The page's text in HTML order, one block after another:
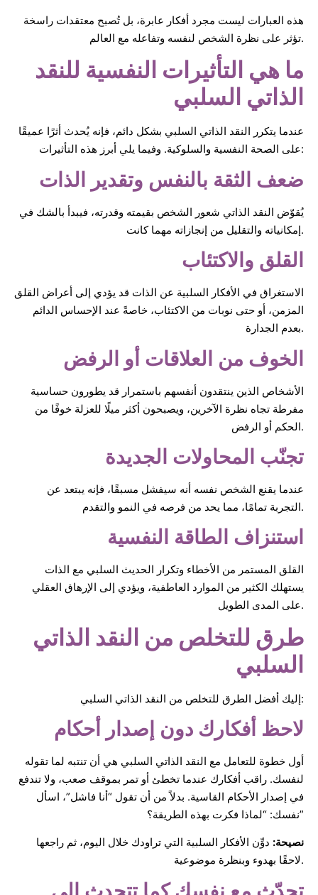
هذه العبارات ليست مجرد أفكار عابرة، بل تُصبح معتقدات راسخة
تؤثر على نظرة الشخص لنفسه وتفاعله مع العالم.
ما هي التأثيرات النفسية للنقد
الذاتي السلبي
عندما يتكرر النقد الذاتي السلبي بشكل دائم، فإنه يُحدث أثرًا عميقًا
على الصحة النفسية والسلوكية. وفيما يلي أبرز هذه التأثيرات:
ضعف الثقة بالنفس وتقدير الذات
يُقوّض النقد الذاتي شعور الشخص بقيمته وقدرته، فيبدأ بالشك في
إمكانياته والتقليل من إنجازاته مهما كانت.
القلق والاكتئاب
الاستغراق في الأفكار السلبية عن الذات قد يؤدي إلى أعراض القلق
المزمن، أو حتى نوبات من الاكتئاب، خاصةً عند الإحساس الدائم
بعدم الجدارة.
الخوف من العلاقات أو الرفض
الأشخاص الذين ينتقدون أنفسهم باستمرار قد يطورون حساسية
مفرطة تجاه نظرة الآخرين، ويصبحون أكثر ميلًا للعزلة خوفًا من
الحكم أو الرفض.
تجنّب المحاولات الجديدة
عندما يقنع الشخص نفسه أنه سيفشل مسبقًا، فإنه يبتعد عن
التجربة تمامًا، مما يحد من فرصه في النمو والتقدم.
استنزاف الطاقة النفسية
القلق المستمر من الأخطاء وتكرار الحديث السلبي مع الذات
يستهلك الكثير من الموارد العاطفية، ويؤدي إلى الإرهاق العقلي
على المدى الطويل.
طرق للتخلص من النقد الذاتي
السلبي
إليك أفضل الطرق للتخلص من النقد الذاتي السلبي:
لاحظ أفكارك دون إصدار أحكام
أول خطوة للتعامل مع النقد الذاتي السلبي هي أن تنتبه لما تقوله
لنفسك. راقب أفكارك عندما تخطئ أو تمر بموقف صعب، ولا تندفع
في إصدار الأحكام القاسية. بدلاً من أن تقول “أنا فاشل”، اسأل
نفسك: “لماذا فكرت بهذه الطريقة؟”
نصيحة: دوِّن الأفكار السلبية التي تراودك خلال اليوم، ثم راجعها
لاحقًا بهدوء وبنظرة موضوعية.